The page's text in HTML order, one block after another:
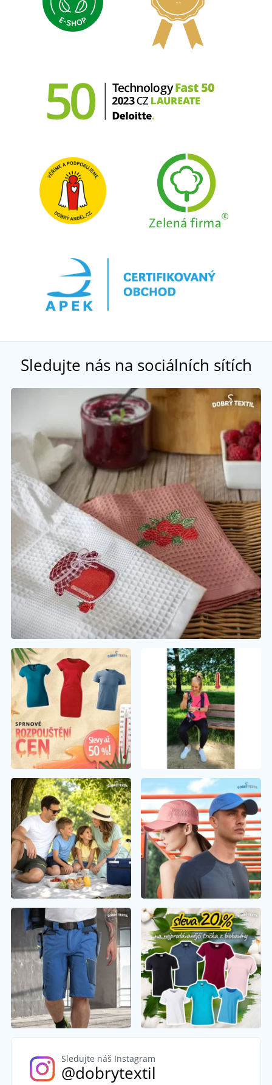
Sledujte nás na sociálních sítích
Sledujte náš Instagram
@dobrytextil